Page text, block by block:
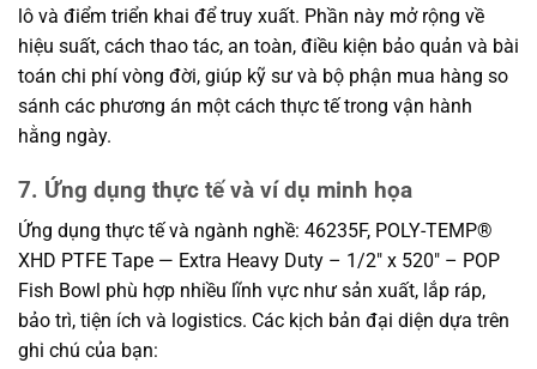
lô và điểm triển khai để truy xuất. Phần này mở rộng về
hiệu suất, cách thao tác, an toàn, điều kiện bảo quản và bài
toán chi phí vòng đời, giúp kỹ sư và bộ phận mua hàng so
sánh các phương án một cách thực tế trong vận hành
hằng ngày.
7. Ứng dụng thực tế và ví dụ minh họa
Ứng dụng thực tế và ngành nghề: 46235F, POLY-TEMP®
XHD PTFE Tape — Extra Heavy Duty – 1/2″ x 520″ – POP
Fish Bowl phù hợp nhiều lĩnh vực như sản xuất, lắp ráp,
bảo trì, tiện ích và logistics. Các kịch bản đại diện dựa trên
ghi chú của bạn: